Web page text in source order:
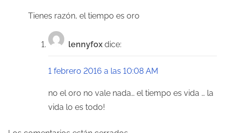
Tienes razón, el tiempo es oro
lennyfox dice:
1 febrero 2016 a las 10:08 AM
no el oro no vale nada… el tiempo es vida … la
vida lo es todo!